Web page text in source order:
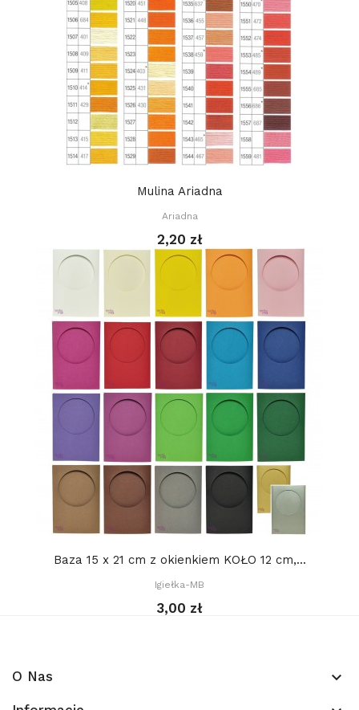
Mulina Ariadna
Ariadna
2,20 zł
Baza 15 x 21 cm z okienkiem KOŁO 12 cm,...
Igiełka-MB
3,00 zł
O Nas keyboard_arrow_down